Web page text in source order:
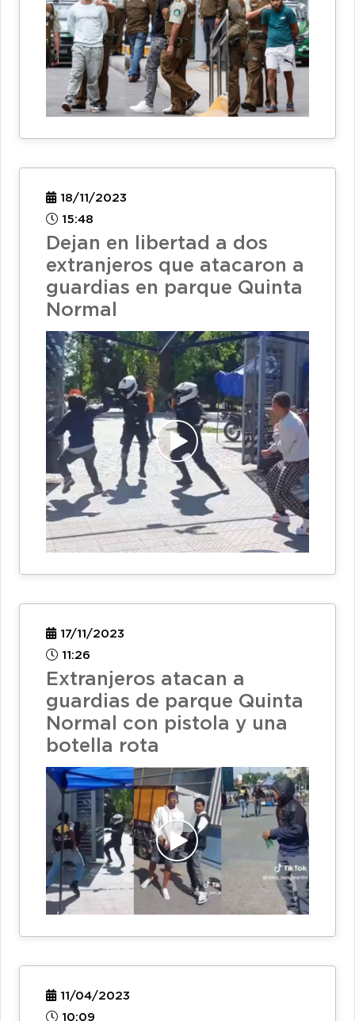
18/11/2023
15:48
Dejan en libertad a dos
extranjeros que atacaron a
guardias en parque Quinta
Normal
17/11/2023
11:26
Extranjeros atacan a
guardias de parque Quinta
Normal con pistola y una
botella rota
11/04/2023
10:09